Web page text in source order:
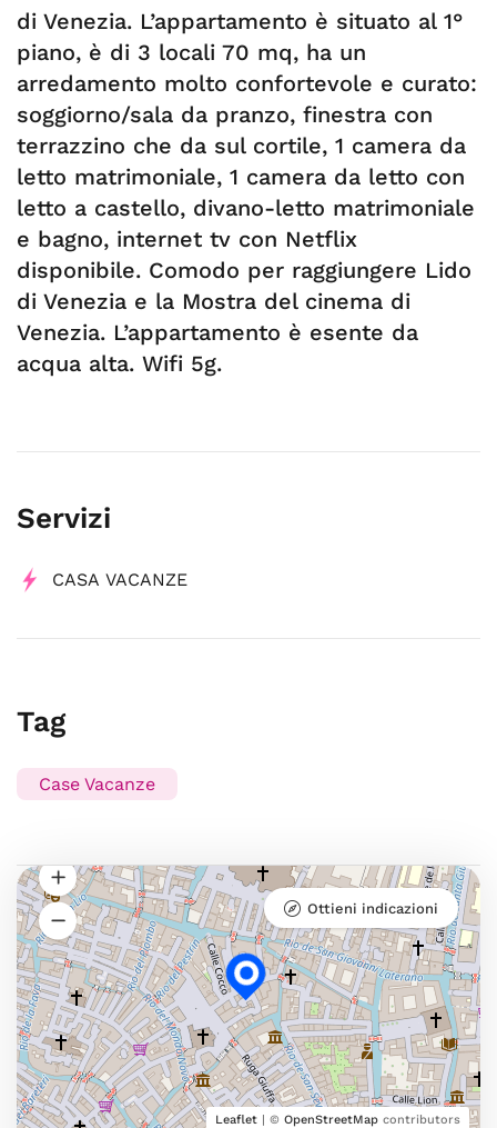
di Venezia. L’appartamento è situato al 1°
piano, è di 3 locali 70 mq, ha un
arredamento molto confortevole e curato:
soggiorno/sala da pranzo, finestra con
terrazzino che da sul cortile, 1 camera da
letto matrimoniale, 1 camera da letto con
letto a castello, divano-letto matrimoniale
e bagno, internet tv con Netflix
disponibile. Comodo per raggiungere Lido
di Venezia e la Mostra del cinema di
Venezia. L’appartamento è esente da
acqua alta. Wifi 5g.
Servizi
CASA VACANZE
Tag
Case Vacanze
Leaflet | © OpenStreetMap contributors
Ottieni indicazioni